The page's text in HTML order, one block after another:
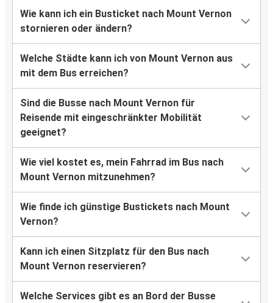
Wie kann ich ein Busticket nach Mount Vernon
stornieren oder ändern?
Welche Städte kann ich von Mount Vernon aus
mit dem Bus erreichen?
Sind die Busse nach Mount Vernon für
Reisende mit eingeschränkter Mobilität
geeignet?
Wie viel kostet es, mein Fahrrad im Bus nach
Mount Vernon mitzunehmen?
Wie finde ich günstige Bustickets nach Mount
Vernon?
Kann ich einen Sitzplatz für den Bus nach
Mount Vernon reservieren?
Welche Services gibt es an Bord der Busse